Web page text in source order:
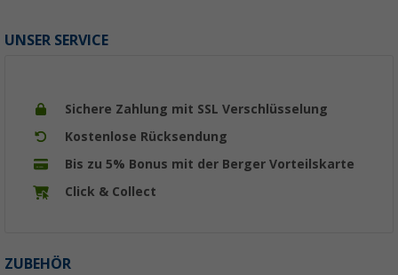
UNSER SERVICE
Sichere Zahlung mit SSL Verschlüsselung
Kostenlose Rücksendung
Bis zu 5% Bonus mit der Berger Vorteilskarte
Click & Collect
ZUBEHÖR